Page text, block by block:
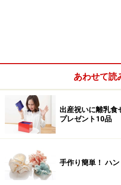
あわせて読
出産祝いに離乳
プレゼント10品
手作り簡単！ ハ